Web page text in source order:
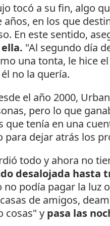
tocó a su fin, algo
en los que
En este sentido,
"Al segundo día
una tonta, le hice
no la quería.
el año 2000,
pero lo que
que tenía en una
para dejar atrás los
todo y ahora no
desalojada hasta
podía pagar la luz
de amigos,
cosas" y pasa las